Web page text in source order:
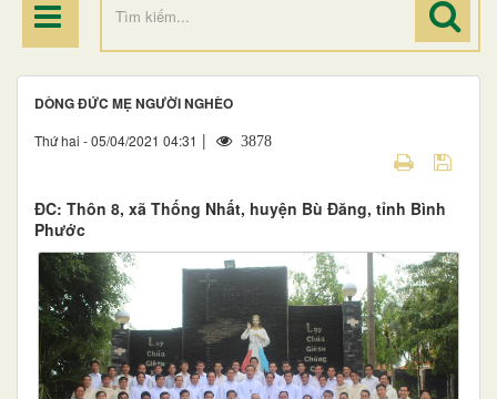
DÒNG ĐỨC MẸ NGƯỜI NGHÈO
Thứ hai - 05/04/2021 04:31 | 3878
ĐC: Thôn 8, xã Thống Nhất, huyện Bù Đăng, tỉnh Bình
Phước